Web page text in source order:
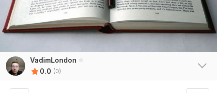
VadimLondon
0.0 (0)